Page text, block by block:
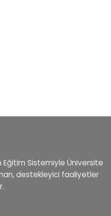
Eğitim Sistemiyle Üniversite
destekleyici faaliyetler